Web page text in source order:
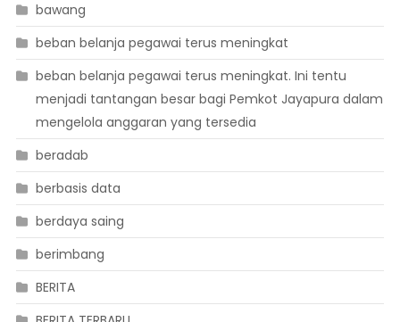
bawang
beban belanja pegawai terus meningkat
beban belanja pegawai terus meningkat. Ini tentu
menjadi tantangan besar bagi Pemkot Jayapura dalam
mengelola anggaran yang tersedia
beradab
berbasis data
berdaya saing
berimbang
BERITA